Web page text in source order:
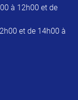
à 12h00 et de
et de 14h00 à